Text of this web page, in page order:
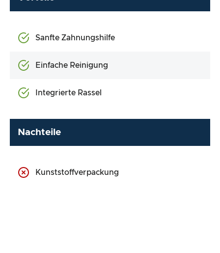
Sanfte Zahnungshilfe
Einfache Reinigung
Integrierte Rassel
Nachteile
Kunststoffverpackung